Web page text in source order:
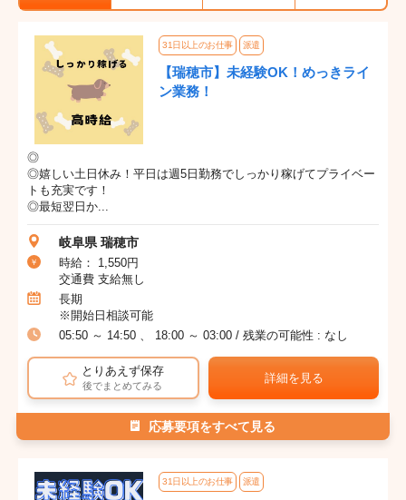
31日以上のお仕事 派遣
【瑞穂市】未経験OK！めっきライ
ン業務！
◎
◎嬉しい土日休み！平日は週5日勤務でしっかり稼げてプライベー
トも充実です！
◎最短翌日か...
岐阜県 瑞穂市
時給： 1,550円
交通費 支給無し
長期
※開始日相談可能
05:50 ～ 14:50 、 18:00 ～ 03:00 / 残業の可能性 : なし
とりあえず保存
後でまとめてみる
詳細を見る
応募要項をすべて見る
31日以上のお仕事 派遣